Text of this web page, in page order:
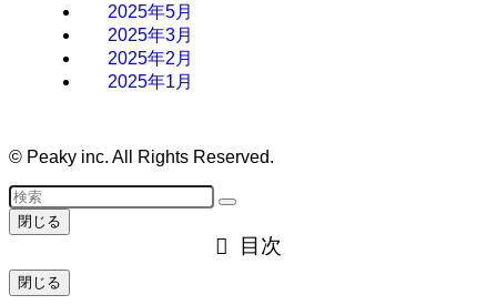
2025年5月
2025年3月
2025年2月
2025年1月
© Peaky inc. All Rights Reserved.
閉じる
目次
閉じる